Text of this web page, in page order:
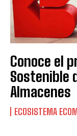
Conoce el
Sostenible
Almacenes
ECOSISTEMA